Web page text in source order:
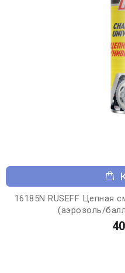
16185N RUSEFF Цепная
(аэрозоль/